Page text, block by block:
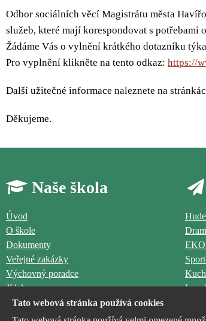
Odbor sociálních věcí Magistrátu města
služeb, které mají korespondovat s potřebami
Žádáme Vás o vylnění krátkého dotazníku
Pro vyplnění klikněte na tento odkaz: https://
Další užitečné informace naleznete na
Děkujeme.
Naše škola
Úvod
O škole
Dokumenty
Veřejné zakázky
Výchovný poradce
Jídelna
Družina
EKO
Tato webová stránka používá cookies